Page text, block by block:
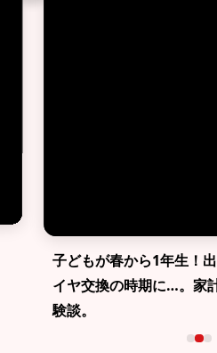
子どもが春から1年生！
イヤ交換の時期に…。家
験談。